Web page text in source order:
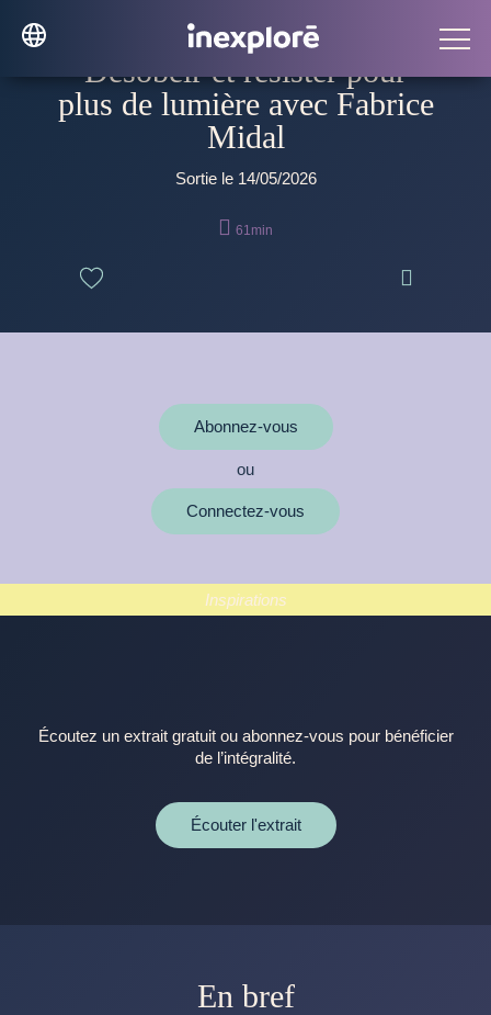
Désobéir et résister pour
plus de lumière avec Fabrice
Midal
Sortie le 14/05/2026
 61min

Abonnez-vous
ou
Connectez-vous
Inspirations
Écoutez un extrait gratuit ou abonnez-vous pour bénéficier
de l’intégralité.
Écouter l'extrait
En bref